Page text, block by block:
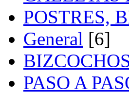
POSTRES,
General [6]
PASO A